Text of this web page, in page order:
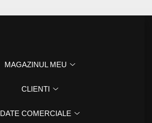
MAGAZINUL MEU
CLIENTI
DATE COMERCIALE